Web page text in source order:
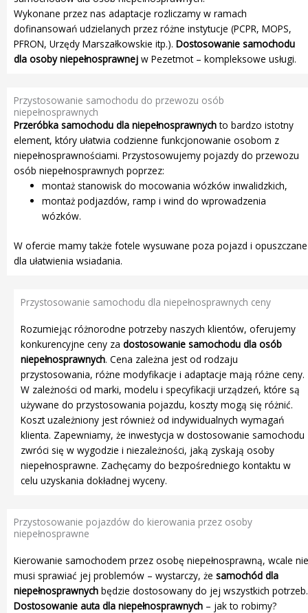
Wykonane przez nas adaptacje rozliczamy w ramach
dofinansowań udzielanych przez różne instytucje (PCPR, MOPS,
PFRON, Urzędy Marszałkowskie itp.). Dostosowanie samochodu
dla osoby niepełnosprawnej w Pezetmot – kompleksowe usługi.
Przystosowanie samochodu do przewozu osób
niepełnosprawnych
Przeróbka samochodu dla niepełnosprawnychto bardzo istotny
element, który ułatwia codzienne funkcjonowanie osobom z
niepełnosprawnościami. Przystosowujemy pojazdy do przewozu
osób niepełnosprawnych poprzez:
montaż stanowisk do mocowania wózków inwalidzkich,
montaż podjazdów, ramp i wind do wprowadzenia
wózków.
W ofercie mamy także fotele wysuwane poza pojazd i opuszczane
dla ułatwienia wsiadania.
Przystosowanie samochodu dla niepełnosprawnych ceny
Rozumiejąc różnorodne potrzeby naszych klientów, oferujemy
konkurencyjne ceny za dostosowanie samochodu dla osób
niepełnosprawnych. Cena zależna jest od rodzaju
przystosowania, różne modyfikacje i adaptacje mają różne ceny.
W zależności od marki, modelu i specyfikacji urządzeń, które są
używane do przystosowania pojazdu, koszty mogą się różnić.
Koszt uzależniony jest również od indywidualnych wymagań
klienta. Zapewniamy, że inwestycja w dostosowanie samochodu
zwróci się w wygodzie i niezależności, jaką zyskają osoby
niepełnosprawne. Zachęcamy do bezpośredniego kontaktu w
celu uzyskania dokładnej wyceny.
Przystosowanie pojazdów do kierowania przez osoby
niepełnosprawne
Kierowanie samochodem przez osobę niepełnosprawną, wcale nie
musi sprawiać jej problemów – wystarczy, że samochód dla
niepełnosprawnych będzie dostosowany do jej wszystkich potrzeb.
Dostosowanie auta dla niepełnosprawnych – jak to robimy?